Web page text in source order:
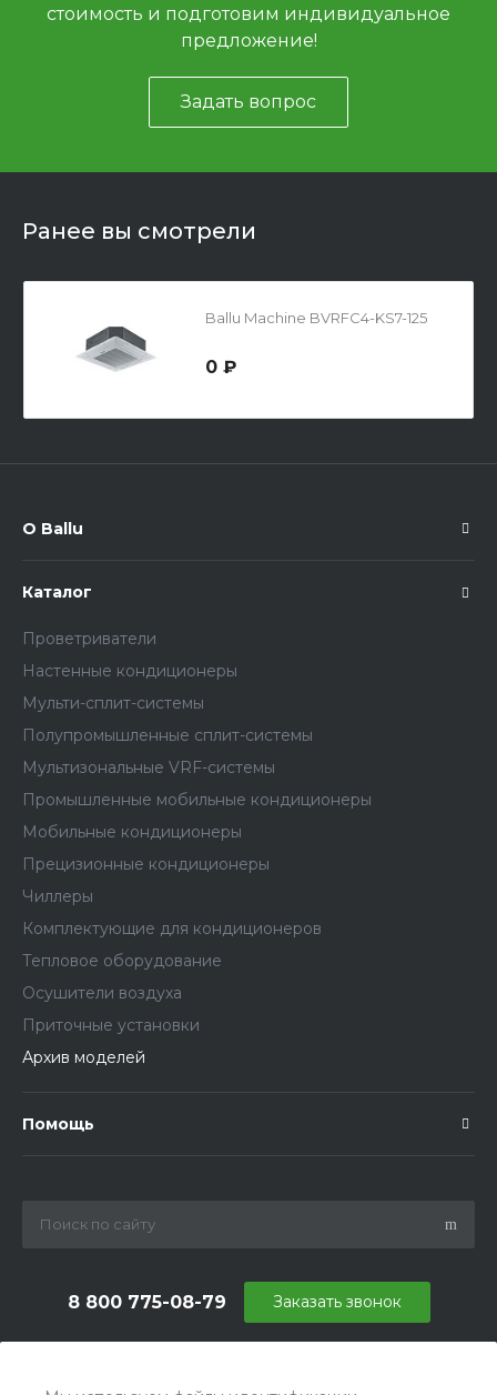
стоимость и подготовим индивидуальное
предложение!
Задать вопрос
Ранее вы смотрели
Ballu Machine BVRFC4-KS7-125
0 ₽
О Ballu
Каталог
Проветриватели
Настенные кондиционеры
Мульти-сплит-системы
Полупромышленные сплит-системы
Мультизональные VRF-системы
Промышленные мобильные кондиционеры
Мобильные кондиционеры
Прецизионные кондиционеры
Чиллеры
Комплектующие для кондиционеров
Тепловое оборудование
Осушители воздуха
Приточные установки
Архив моделей
Помощь
8 800 775-08-79 Заказать звонок